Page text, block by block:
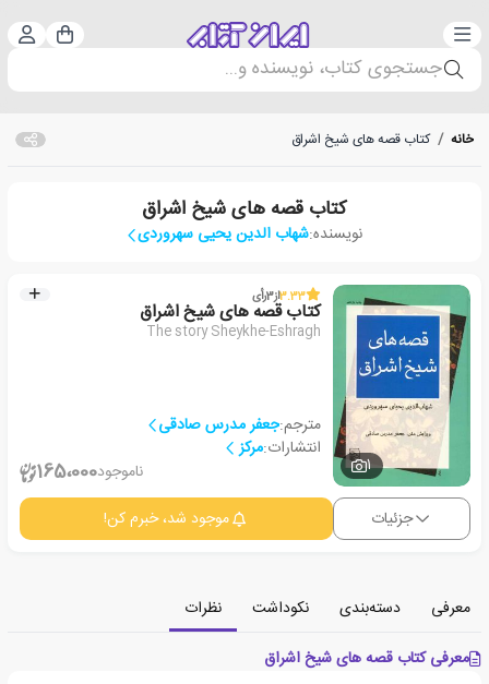
دسته‌بندی سبد
جستجوی کتاب، نویسنده و...
خانه / کتاب قصه های شیخ اشراق
کتاب قصه های شیخ اشراق
نویسنده:شهاب الدین یحیی سهروردی
1
3.33از3رأی
کتاب قصه های شیخ اشراق
The story Sheykhe-Eshragh
مترجم:جعفر مدرس صادقی
انتشارات:مرکز
ناموجود165،000
جزئیات موجود شد، خبرم کن!
معرفی دسته‌بندی نکوداشت
نظرات
معرفی کتاب قصه های شیخ اشراق